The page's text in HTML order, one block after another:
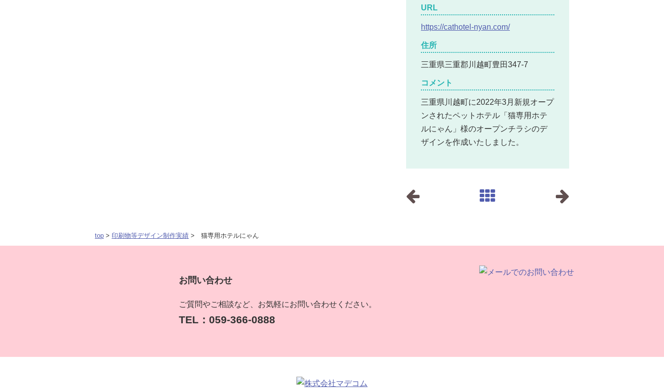
URL
https://cathotel-nyan.com/
住所
三重県三重郡川越町豊田347-7
コメント
三重県川越町に2022年3月新規オープ
ンされたペットホテル「猫専用ホテ
ルにゃん」様のオープンチラシのデ
ザインを作成いたしました。
top > 印刷物等デザイン制作実績 > 猫専用ホテルにゃん
お問い合わせ
ご質問やご相談など、お気軽にお問い合わせください。
TEL：059-366-0888